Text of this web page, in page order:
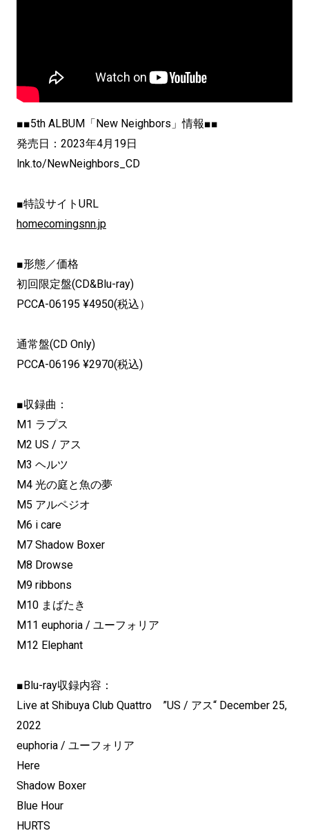
■■5th ALBUM「New Neighbors」情報■■
発売日：2023年4月19日
lnk.to/NewNeighbors_CD
■特設サイトURL
homecomingsnn.jp
■形態／価格
初回限定盤(CD&Blu-ray)
PCCA-06195 ¥4950(税込）
通常盤(CD Only)
PCCA-06196 ¥2970(税込)
■収録曲：
M1 ラプス
M2 US / アス
M3 ヘルツ
M4 光の庭と魚の夢
M5 アルペジオ
M6 i care
M7 Shadow Boxer
M8 Drowse
M9 ribbons
M10 まばたき
M11 euphoria / ユーフォリア
M12 Elephant
■Blu-ray収録内容：
Live at Shibuya Club Quattro ”US / アス“ December 25,
2022
euphoria / ユーフォリア
Here
Shadow Boxer
Blue Hour
HURTS